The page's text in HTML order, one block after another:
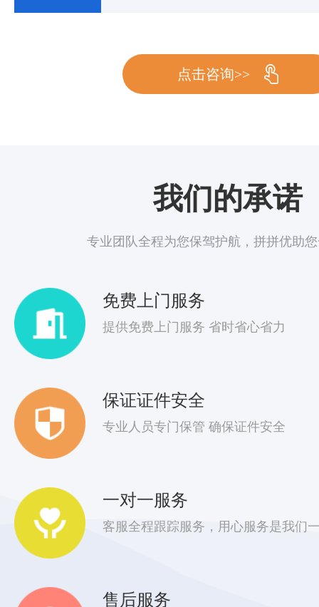
点击咨询>>
我们的承诺
专业团队全程为您保驾护航，拼拼优助
免费上门服务
提供免费上门服务 省时省心省力
保证证件安全
专业人员专门保管 确保证件安全
一对一服务
客服全程跟踪服务，用心服务是我们
售后服务